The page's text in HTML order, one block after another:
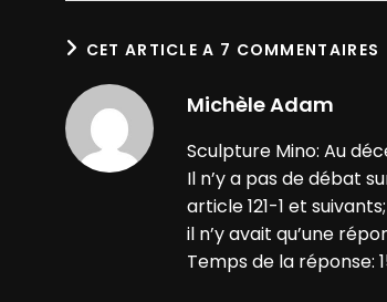
CET ARTICLE A 7 COMMENTAIRES
Michèle Adam
Sculpture Mino: Au
Il n’y a pas de débat
article 121-1 et
il n’y avait qu’une
Temps de la réponse: